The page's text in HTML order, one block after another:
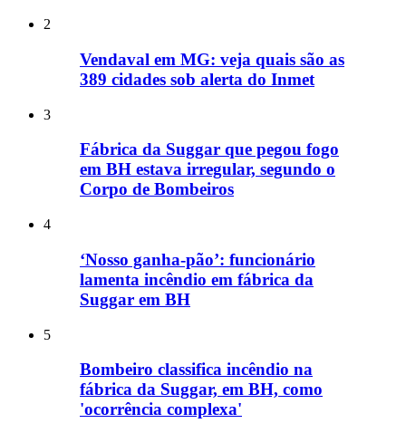
2
Vendaval em MG: veja quais são as
389 cidades sob alerta do Inmet
3
Fábrica da Suggar que pegou fogo
em BH estava irregular, segundo o
Corpo de Bombeiros
4
‘Nosso ganha-pão’: funcionário
lamenta incêndio em fábrica da
Suggar em BH
5
Bombeiro classifica incêndio na
fábrica da Suggar, em BH, como
'ocorrência complexa'